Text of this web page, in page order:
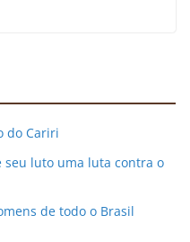
do Cariri
seu luto uma luta contra o
de todo o Brasil